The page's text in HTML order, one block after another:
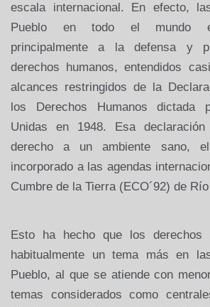
escala internacional. En efecto,
Pueblo en todo el mundo
principalmente a la defensa y
derechos humanos, entendidos
alcances restringidos de la
los Derechos Humanos dictada
Unidas en 1948. Esa
derecho a un ambiente sano,
incorporado a las agendas
Cumbre de la Tierra (ECO´92) de
Esto ha hecho que los derechos
habitualmente un tema más en
Pueblo, al que se atiende con
temas considerados como